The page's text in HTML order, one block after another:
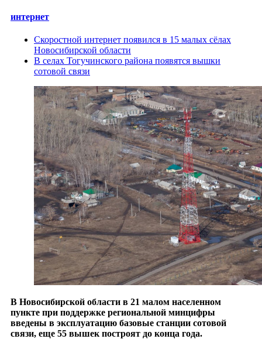
интернет
Скоростной интернет появился в 15 малых сёлах
Новосибирской области
В селах Тогучинского района появятся вышки
сотовой связи
В Новосибирской области в 21 малом населенном
пункте при поддержке региональной минцифры
введены в эксплуатацию базовые станции сотовой
связи, еще 55 вышек построят до конца года.